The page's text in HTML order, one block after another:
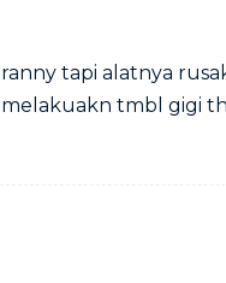
tapi alatnya
tmbl gigi